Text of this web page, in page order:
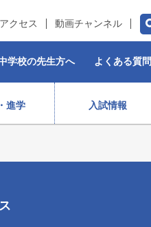
クセス 動画チャンネル
学校の先生方へ よくある質問
進学 入試情報